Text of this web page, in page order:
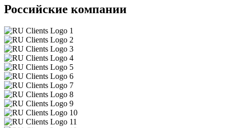
Российские компании